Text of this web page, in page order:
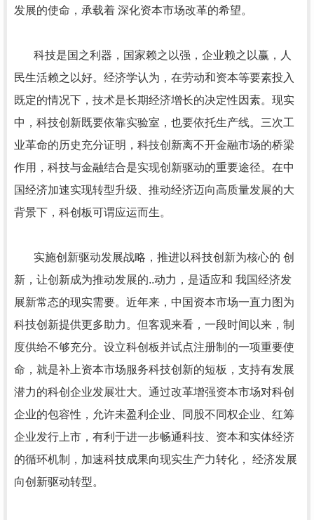
发展的使命，承载着 深化资本市场改革的希望。
科技是国之利器，国家赖之以强，企业赖之以赢，人
民生活赖之以好。经济学认为，在劳动和资本等要素投入
既定的情况下，技术是长期经济增长的决定性因素。现实
中，科技创新既要依靠实验室，也要依托生产线。三次工
业革命的历史充分证明，科技创新离不开金融市场的桥梁
作用，科技与金融结合是实现创新驱动的重要途径。在中
国经济加速实现转型升级、推动经济迈向高质量发展的大
背景下，科创板可谓应运而生。
实施创新驱动发展战略，推进以科技创新为核心的 创
新，让创新成为推动发展的..动力，是适应和 我国经济发
展新常态的现实需要。近年来，中国资本市场一直力图为
科技创新提供更多助力。但客观来看，一段时间以来，制
度供给不够充分。设立科创板并试点注册制的一项重要使
命，就是补上资本市场服务科技创新的短板，支持有发展
潜力的科创企业发展壮大。通过改革增强资本市场对科创
企业的包容性，允许未盈利企业、同股不同权企业、红筹
企业发行上市，有利于进一步畅通科技、资本和实体经济
的循环机制，加速科技成果向现实生产力转化， 经济发展
向创新驱动转型。